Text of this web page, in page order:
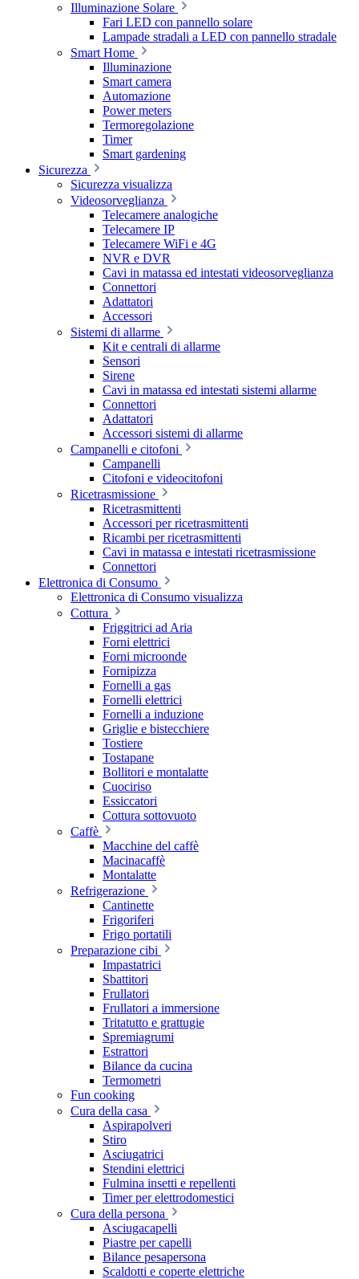
Illuminazione Solare
Fari LED con pannello solare
Lampade stradali a LED con pannello stradale
Smart Home
Illuminazione
Smart camera
Automazione
Power meters
Termoregolazione
Timer
Smart gardening
Sicurezza
Sicurezza visualizza
Videosorveglianza
Telecamere analogiche
Telecamere IP
Telecamere WiFi e 4G
NVR e DVR
Cavi in matassa ed intestati videosorveglianza
Connettori
Adattatori
Accessori
Sistemi di allarme
Kit e centrali di allarme
Sensori
Sirene
Cavi in matassa ed intestati sistemi allarme
Connettori
Adattatori
Accessori sistemi di allarme
Campanelli e citofoni
Campanelli
Citofoni e videocitofoni
Ricetrasmissione
Ricetrasmittenti
Accessori per ricetrasmittenti
Ricambi per ricetrasmittenti
Cavi in matassa e intestati ricetrasmissione
Connettori
Elettronica di Consumo
Elettronica di Consumo visualizza
Cottura
Friggitrici ad Aria
Forni elettrici
Forni microonde
Fornipizza
Fornelli a gas
Fornelli elettrici
Fornelli a induzione
Griglie e bistecchiere
Tostiere
Tostapane
Bollitori e montalatte
Cuociriso
Essiccatori
Cottura sottovuoto
Caffè
Macchine del caffè
Macinacaffè
Montalatte
Refrigerazione
Cantinette
Frigoriferi
Frigo portatili
Preparazione cibi
Impastatrici
Sbattitori
Frullatori
Frullatori a immersione
Tritatutto e grattugie
Spremiagrumi
Estrattori
Bilance da cucina
Termometri
Fun cooking
Cura della casa
Aspirapolveri
Stiro
Asciugatrici
Stendini elettrici
Fulmina insetti e repellenti
Timer per elettrodomestici
Cura della persona
Asciugacapelli
Piastre per capelli
Bilance pesapersona
Scaldotti e coperte elettriche